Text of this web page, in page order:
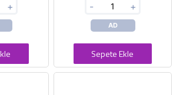
+ - +
AD
Sepete Ekle